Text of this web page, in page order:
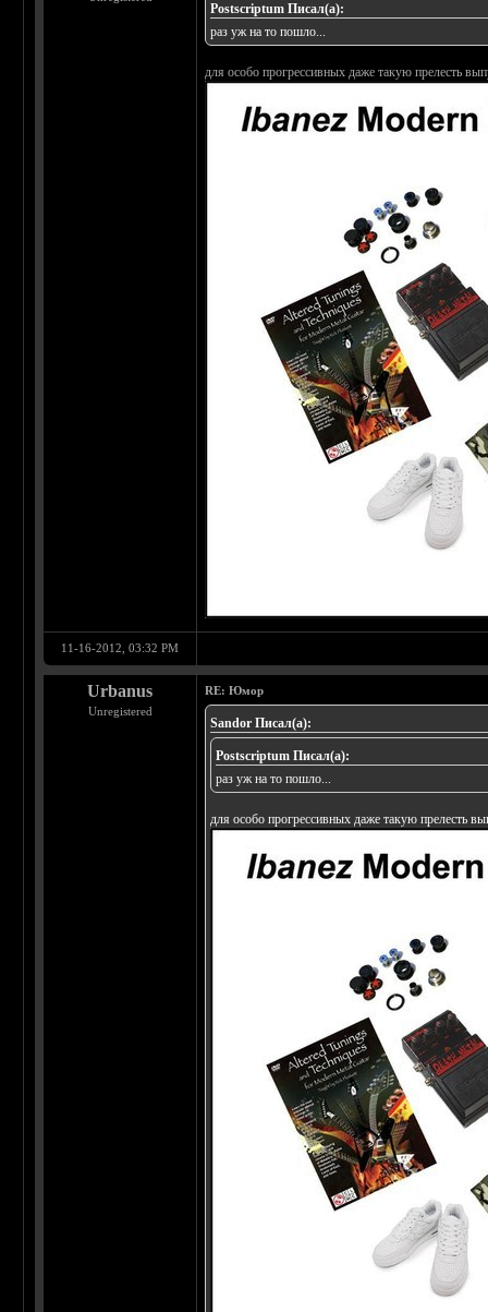
Postscriptum Писал(а):
раз уж на то пошло...
для особо прогрессивных даже такую прелесть
11-16-2012, 03:32 PM
Urbanus
Unregistered
RE: Юмор
Sandor Писал(а):
Postscriptum Писал(а):
раз уж на то пошло...
для особо прогрессивных даже такую прелесть